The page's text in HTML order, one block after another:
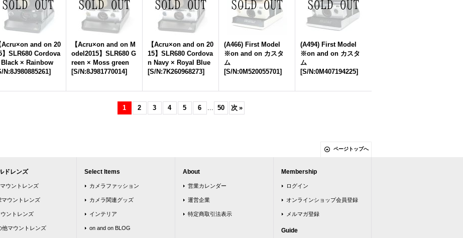
Acru×on and on 20
】SLR680 Cordova
× Rainbow
N:8J980885261]
【Acru×on and on M
odel2015】SLR680 G
reen × Moss green
[S/N:8J981770014]
【Acru×on and on 20
15】SLR680 Cordova
n Navy × Royal Blue
[S/N:7K260968273]
(A466) First Model
※on and on カスタ
ム
[S/N:0M520055701]
(A494) First Model
※on and on カスタ
ム
[S/N:0M407194225]
1 2 3 4 5 6 ... 50 次 »
ページトップへ
ドレンズ
マウントレンズ
マウントレンズ
ントレンズ
他マウントレンズ
Select Items
カメラファッション
カメラ関連グッズ
インテリア
on and on BLOG
About
営業カレンダー
運営企業
特定商取引法表示
Membership
ログイン
オンラインショップ会員登録
メルマガ登録
Guide